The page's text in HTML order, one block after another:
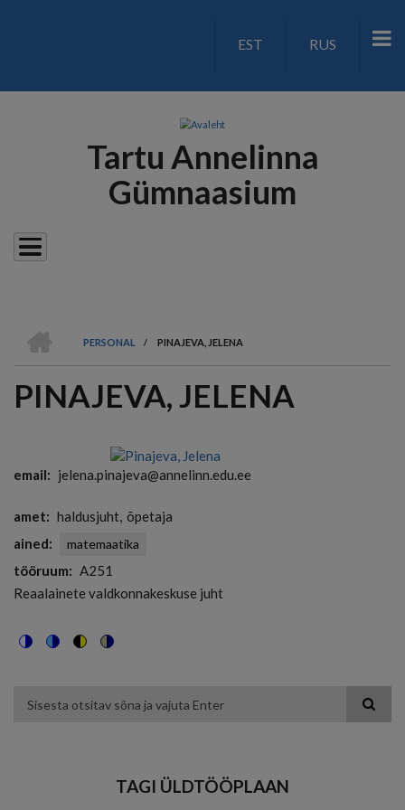
LANGUAGE
EST RUS
Tartu Annelinna
Gümnaasium
LEIVAPURU
PERSONAL
/ PINAJEVA, JELENA
PINAJEVA, JELENA
email jelena.pinajeva@annelinn.edu.ee
amet haldusjuht õpetaja
ained
matemaatika
tööruum
A251
Reaalainete valdkonnakeskuse juht
theme
TAGI ÜLDTÖÖPLAAN